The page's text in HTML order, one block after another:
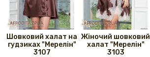
Шовковий халат на
гудзиках "Мерелін"
3107
Жіночий шовковий
халат "Мерелін"
3103